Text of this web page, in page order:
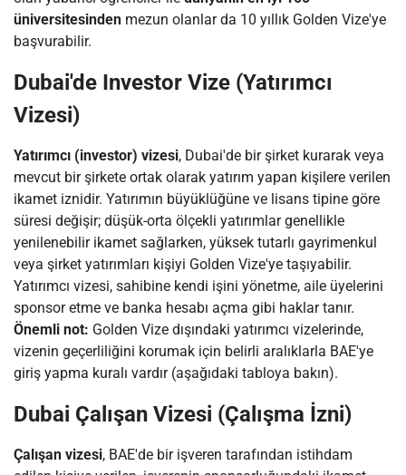
üniversitesinden mezun olanlar da 10 yıllık Golden Vize'ye
başvurabilir.
Dubai'de Investor Vize (Yatırımcı
Vizesi)
Yatırımcı (investor) vizesi, Dubai'de bir şirket kurarak veya
mevcut bir şirkete ortak olarak yatırım yapan kişilere verilen
ikamet iznidir. Yatırımın büyüklüğüne ve lisans tipine göre
süresi değişir; düşük-orta ölçekli yatırımlar genellikle
yenilenebilir ikamet sağlarken, yüksek tutarlı gayrimenkul
veya şirket yatırımları kişiyi Golden Vize'ye taşıyabilir.
Yatırımcı vizesi, sahibine kendi işini yönetme, aile üyelerini
sponsor etme ve banka hesabı açma gibi haklar tanır.
Önemli not: Golden Vize dışındaki yatırımcı vizelerinde,
vizenin geçerliliğini korumak için belirli aralıklarla BAE'ye
giriş yapma kuralı vardır (aşağıdaki tabloya bakın).
Dubai Çalışan Vizesi (Çalışma İzni)
Çalışan vizesi, BAE'de bir işveren tarafından istihdam